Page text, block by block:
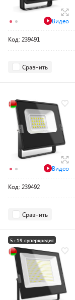
Видео
Код: 239491
Сравнить
Видео
Код: 239492
Сравнить
5+19 суперкредит